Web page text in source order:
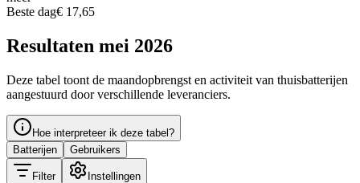
Beste dag€ 17,65
Resultaten mei 2026
Deze tabel toont de maandopbrengst en activiteit van thuisbatterijen
aangestuurd door verschillende leveranciers.
Hoe interpreteer ik deze tabel?
Batterijen
Gebruikers
Filter Instellingen